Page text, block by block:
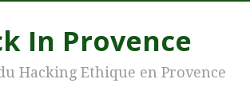
In Provence
Hacking Ethique en Provence